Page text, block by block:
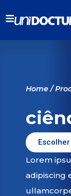
Home/
Lorem
adipiscing